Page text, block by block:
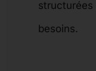
structurées
besoins.